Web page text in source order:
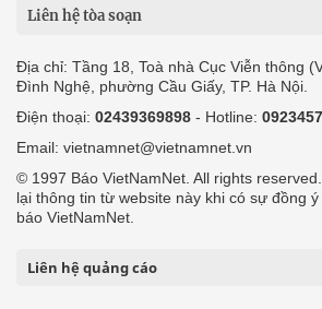
Liên hệ tòa soạn
Địa chỉ: Tầng 18, Toà nhà Cục Viễn thông
Đình Nghệ, phường Cầu Giấy, TP. Hà Nội.
Điện thoại: 02439369898 - Hotline:
Email: vietnamnet@vietnamnet.vn
© 1997 Báo VietNamNet. All rights
lại thông tin từ website này khi có sự đồng
báo VietNamNet.
Liên hệ quảng cáo